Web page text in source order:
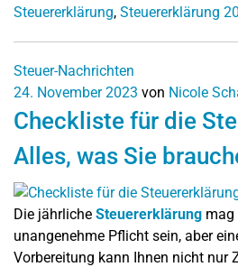
Steuererklärung, Steuererklärung
Steuer-Nachrichten
24. November 2023 von Nicole
Checkliste für die
Alles, was Sie
Die jährliche Steuererklärung mag
unangenehme Pflicht sein, aber
Vorbereitung kann Ihnen nicht nur